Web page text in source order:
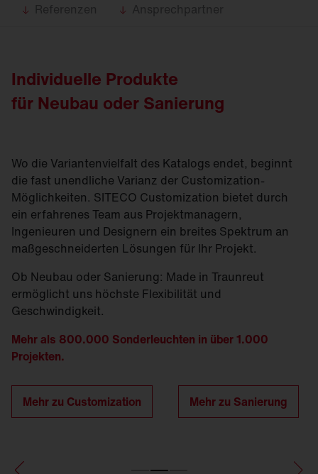
Referenzen Ansprechpartner
Individuelle Produkte
für Neubau oder Sanierung
Wo die Variantenvielfalt des Katalogs endet, beginnt
die fast unendliche Varianz der Customization-
Möglichkeiten. SITECO Customization bietet durch
ein erfahrenes Team aus Projektmanagern,
Ingenieuren und Designern ein breites Spektrum an
maßgeschneiderten Lösungen für Ihr Projekt.
Ob Neubau oder Sanierung: Made in Traunreut
ermöglicht uns höchste Flexibilität und
Geschwindigkeit.
Mehr als 800.000 Sonderleuchten in über 1.000
Projekten.
Mehr zu Customization Mehr zu Sanierung